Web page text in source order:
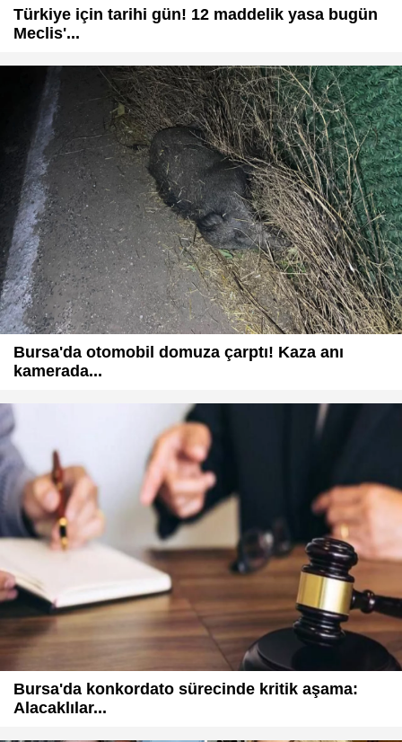
Türkiye için tarihi gün! 12 maddelik yasa bugün
Meclis'...
Bursa'da otomobil domuza çarptı! Kaza anı
kamerada...
Bursa'da konkordato sürecinde kritik aşama:
Alacaklılar...